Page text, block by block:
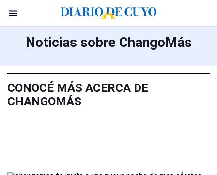
Noticias sobre ChangoMás
CONOCÉ MÁS ACERCA DE
CHANGOMÁS